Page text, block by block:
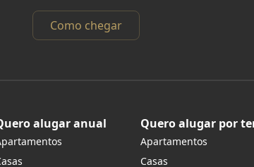
Como chegar
alugar anual Quero alugar por
Apartamentos
Casas